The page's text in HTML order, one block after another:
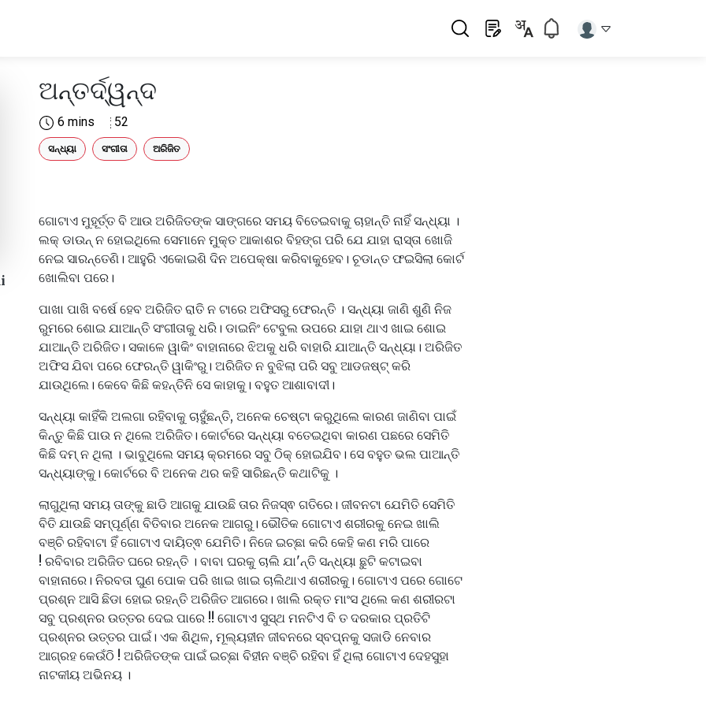
ଅନ୍ତର୍ଦ୍ୱନ୍ଦ
6 mins 52
ସନ୍ଧ୍ୟା ସଂଗୀତା ଅରିଜିତ
ଗୋଟାଏ ମୁହୂର୍ତ୍ତ ବି ଆଉ ଅରିଜିତଙ୍କ ସାଙ୍ଗରେ ସମୟ ବିତେଇବାକୁ ଚାହାନ୍ତି ନାହିଁ ସନ୍ଧ୍ୟା ।
ଲକ୍ ଡାଉନ୍ ନ ହୋଇଥିଲେ ସେମାନେ ମୁକ୍ତ ଆକାଶର ବିହଙ୍ଗ ପରି ଯେ ଯାହା ରାସ୍ତା ଖୋଜି
ନେଇ ସାରନ୍ତେଣି। ଆହୁରି ଏକୋଇଶି ଦିନ ଅପେକ୍ଷା କରିବାକୁହେବ। ଚୂଡାନ୍ତ ଫଇସିଲା କୋର୍ଟ
ଖୋଲିବା ପରେ।
ପାଖା ପାଖି ବର୍ଷେ ହେବ ଅରିଜିତ ରାତି ନ ଟାରେ ଅଫିସରୁ ଫେରନ୍ତି । ସନ୍ଧ୍ୟା ଜାଣି ଶୁଣି ନିଜ
ରୁମରେ ଶୋଇ ଯାଆନ୍ତି ସଂଗୀତାକୁ ଧରି। ଡାଇନିଂ ଟେବୁଲ ଉପରେ ଯାହା ଥାଏ ଖାଇ ଶୋଇ
ଯାଆନ୍ତି ଅରିଜିତ। ସକାଳେ ୱାକିଂ ବାହାନାରେ ଝିଅକୁ ଧରି ବାହାରି ଯାଆନ୍ତି ସନ୍ଧ୍ୟା। ଅରିଜିତ
ଅଫିସ ଯିବା ପରେ ଫେରନ୍ତି ୱାକିଂରୁ। ଅରିଜିତ ନ ବୁଝିଲା ପରି ସବୁ ଆଡଜଷ୍ଟ୍ କରି
ଯାଉଥିଲେ। କେବେ କିଛି କହନ୍ତିନି ସେ କାହାକୁ। ବହୁତ ଆଶାବାଦୀ।
ସନ୍ଧ୍ୟା କାହିଁକି ଅଲଗା ରହିବାକୁ ଚାହୁଁଛନ୍ତି, ଅନେକ ଚେଷ୍ଟା କରୁଥିଲେ କାରଣ ଜାଣିବା ପାଇଁ
କିନ୍ତୁ କିଛି ପାଉ ନ ଥିଲେ ଅରିଜିତ। କୋର୍ଟରେ ସନ୍ଧ୍ୟା ବତେଇଥିବା କାରଣ ପଛରେ ସେମିତି
କିଛି ଦମ୍ ନ ଥିଲା । ଭାବୁଥିଲେ ସମୟ କ୍ରମରେ ସବୁ ଠିକ୍ ହୋଇଯିବ। ସେ ବହୁତ ଭଲ ପାଆନ୍ତି
ସନ୍ଧ୍ୟାଙ୍କୁ। କୋର୍ଟରେ ବି ଅନେକ ଥର କହି ସାରିଛନ୍ତି କଥାଟିକୁ ।
ଲାଗୁଥିଲା ସମୟ ତାଙ୍କୁ ଛାଡି ଆଗକୁ ଯାଉଛି ତାର ନିଜସ୍ଵ ଗତିରେ। ଜୀବନଟା ଯେମିତି ସେମିତି
ବିତି ଯାଉଛି ସମ୍ପୂର୍ଣ୍ଣ ବିତିବାର ଅନେକ ଆଗରୁ। ଭୌତିକ ଗୋଟାଏ ଶରୀରକୁ ନେଇ ଖାଲି
ବଞ୍ଚି ରହିବାଟା ହିଁ ଗୋଟାଏ ଦାୟିତ୍ଵ ଯେମିତି। ନିଜେ ଇଚ୍ଛା କରି କେହି କଣ ମରି ପାରେ
! ରବିବାର ଅରିଜିତ ଘରେ ରହନ୍ତି । ବାବା ଘରକୁ ଚାଲି ଯା'ନ୍ତି ସନ୍ଧ୍ୟା ଛୁଟି କଟାଇବା
ବାହାନାରେ। ନିରବତା ଘୁଣ ପୋକ ପରି ଖାଇ ଖାଇ ଚାଲିଥାଏ ଶରୀରକୁ। ଗୋଟାଏ ପରେ ଗୋଟେ
ପ୍ରଶ୍ନ ଆସି ଛିଡା ହୋଇ ରହନ୍ତି ଅରିଜିତ ଆଗରେ। ଖାଲି ରକ୍ତ ମାଂସ ଥିଲେ କଣ ଶରୀରଟା
ସବୁ ପ୍ରଶ୍ନର ଉତ୍ତର ଦେଇ ପାରେ !! ଗୋଟାଏ ସୁସ୍ଥ ମନଟିଏ ବି ତ ଦରକାର ପ୍ରତିଟି
ପ୍ରଶ୍ନର ଉତ୍ତର ପାଇଁ। ଏକ ଶିଥିଳ, ମୂଲ୍ୟହୀନ ଜୀବନରେ ସ୍ବପ୍ନକୁ ସଜାଡି ନେବାର
ଆଗ୍ରହ କେଉଁଠି ! ଅରିଜିତଙ୍କ ପାଇଁ ଇଚ୍ଛା ବିହୀନ ବଞ୍ଚି ରହିବା ହିଁ ଥିଲା ଗୋଟାଏ ଦେହସୁହା
ନାଟକୀୟ ଅଭିନୟ ।